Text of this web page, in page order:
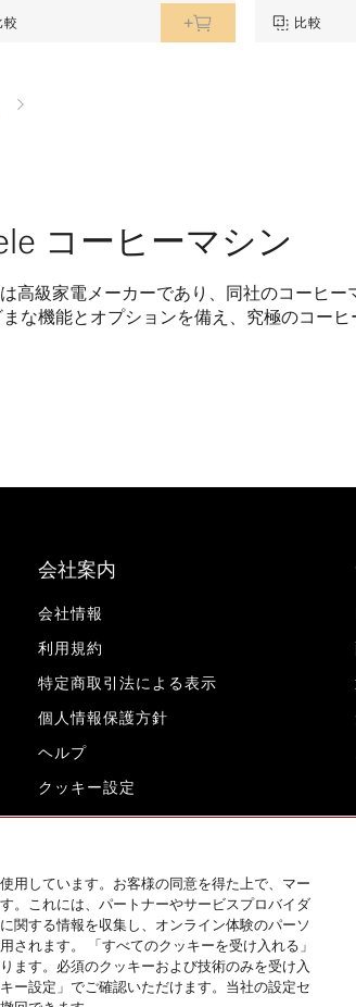
較 比較
コーヒーマシン
高級家電メーカーであり、同社のコーヒ
まな機能とオプションを備え、究極のコー
会社案内
会社情報
利用規約
特定商取引法による表示
個人情報保護方針
ヘルプ
クッキー設定
用しています。お客様の同意を得た上で、マー
。これには、パートナーやサービスプロバイダ
関する情報を収集し、オンライン体験のパーソ
されます。 「すべてのクッキーを受け入れる」
ます。必須のクッキーおよび技術のみを受け入
ー設定」でご確認いただけます。当社の設定セ